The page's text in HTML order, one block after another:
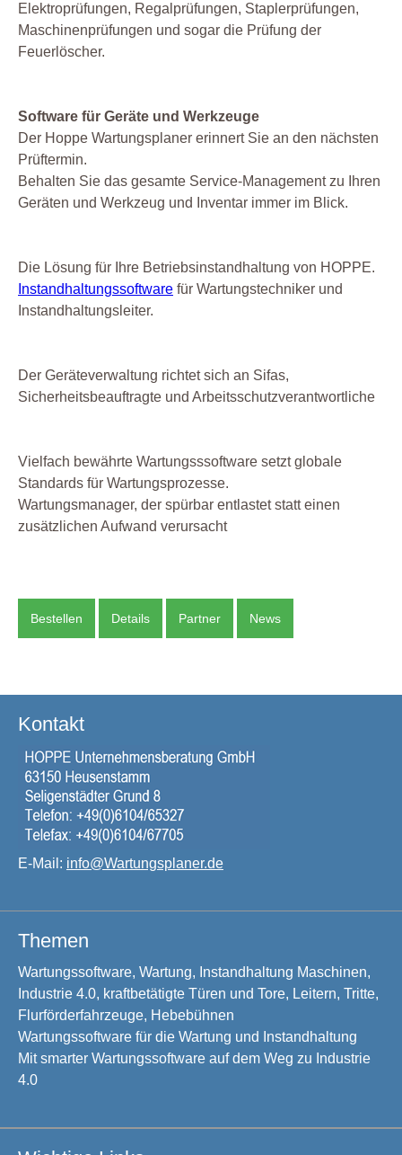
Elektroprüfungen, Regalprüfungen, Staplerprüfungen,
Maschinenprüfungen und sogar die Prüfung der
Feuerlöscher.
Software für Geräte und Werkzeuge
Der Hoppe Wartungsplaner erinnert Sie an den nächsten
Prüftermin.
Behalten Sie das gesamte Service-Management zu Ihren
Geräten und Werkzeug und Inventar immer im Blick.
Die Lösung für Ihre Betriebsinstandhaltung von HOPPE.
Instandhaltungssoftware für Wartungstechniker und
Instandhaltungsleiter.
Der Geräteverwaltung richtet sich an Sifas,
Sicherheitsbeauftragte und Arbeitsschutzverantwortliche
Vielfach bewährte Wartungsssoftware setzt globale
Standards für Wartungsprozesse.
Wartungsmanager, der spürbar entlastet statt einen
zusätzlichen Aufwand verursacht
Bestellen Details Partner News
Kontakt
E-Mail: info@Wartungsplaner.de
Themen
Wartungssoftware, Wartung, Instandhaltung Maschinen,
Industrie 4.0, kraftbetätigte Türen und Tore, Leitern, Tritte,
Flurförderfahrzeuge, Hebebühnen
Wartungssoftware für die Wartung und Instandhaltung
Mit smarter Wartungssoftware auf dem Weg zu Industrie
4.0